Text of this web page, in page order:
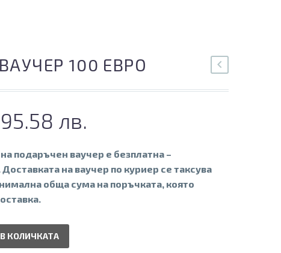
100 ЕВРО
лв.
подаръчен ваучер е безплатна –
на ваучер по куриер се таксува
обща сума на поръчката, която
КОЛИЧКАТА